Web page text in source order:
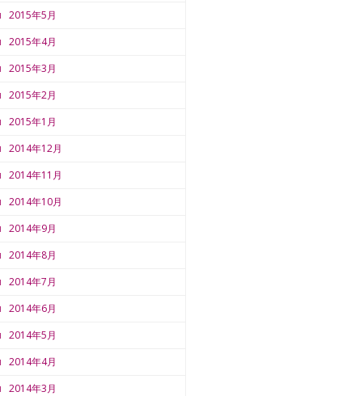
2015年5月
2015年4月
2015年3月
2015年2月
2015年1月
2014年12月
2014年11月
2014年10月
2014年9月
2014年8月
2014年7月
2014年6月
2014年5月
2014年4月
2014年3月